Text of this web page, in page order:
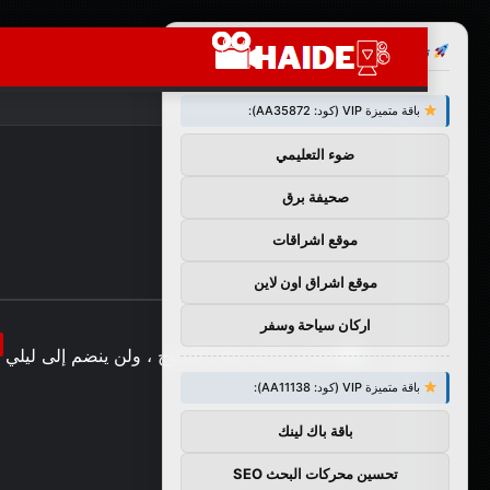
توصيات :
باقة متميزة VIP (كود: AA35872):
ضوء التعليمي
صحيفة برق
موقع اشراقات
موقع اشراق اون لاين
اركان سياحة وسفر
باقة متميزة VIP (كود: AA11138):
باقة باك لينك
تحسين محركات البحث SEO